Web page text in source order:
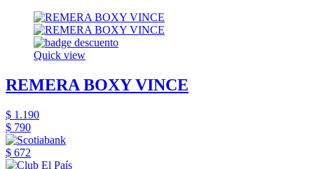
Quick view
REMERA BOXY VINCE
$ 1.190
$ 790
$ 672